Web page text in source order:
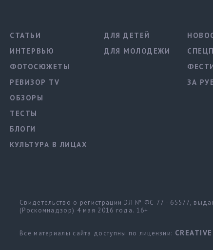
СТАТЬИ
ИНТЕРВЬЮ
ФОТОСЮЖЕТЫ
РЕВИЗОР TV
ОБЗОРЫ
ТЕСТЫ
БЛОГИ
КУЛЬТУРА В ЛИЦАХ
ДЛЯ ДЕТЕЙ
ДЛЯ МОЛОДЕЖИ
ЗА
Свидетельство о регистрации ЭЛ № ФС 77 - 65577,
(Роскомнадзор) 4 мая 2016 года. 16+
Все материалы сайта доступны по лицензии: